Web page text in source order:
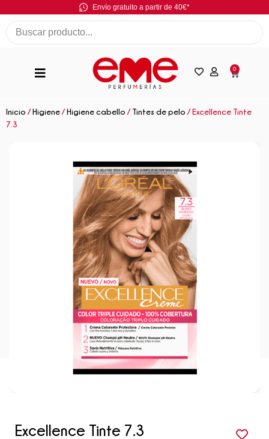
Envío gratuito a partir de 40€*
0
Inicio /Higiene /Higiene cabello / Tintes de pelo / Excellence Tinte
7.3
Excellence Tinte 7.3